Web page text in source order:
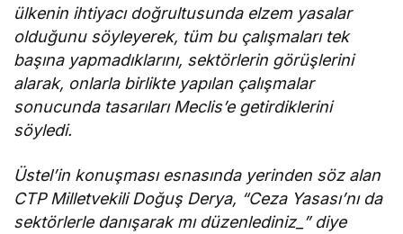
ülkenin ihtiyacı doğrultusunda elzem yasalar
olduğunu söyleyerek, tüm bu çalışmaları tek
başına yapmadıklarını, sektörlerin görüşlerini
alarak, onlarla birlikte yapılan çalışmalar
sonucunda tasarıları Meclis’e getirdiklerini
söyledi.
Üstel’in konuşması esnasında yerinden söz alan
CTP Milletvekili Doğuş Derya, “Ceza Yasası’nı da
sektörlerle danışarak mı düzenlediniz_” diye